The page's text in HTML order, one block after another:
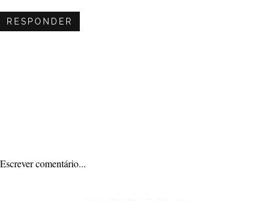
RESPONDER
Escrever comentário...